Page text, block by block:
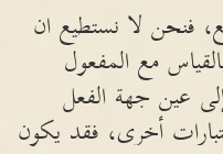
فنحن لا نستطيع ان
مع المفعول
إلى عين جهة الفعل
أخرى، فقد يكون